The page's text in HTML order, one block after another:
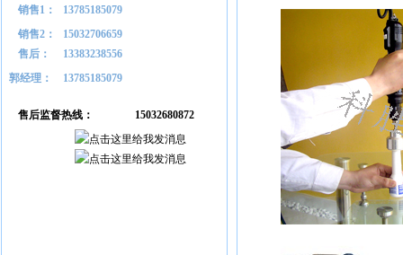
销售1：
13785185079
销售2：
15032706659
售后：
13383238556
郭经理：
13785185079
售后监督热线： 15032680872